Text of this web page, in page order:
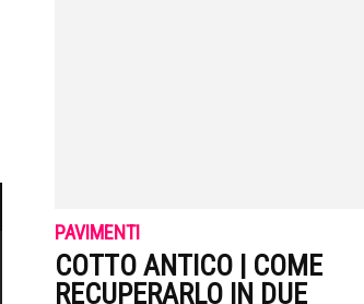
PAVIMENTI
COTTO ANTICO | COME
RECUPERARLO IN DUE